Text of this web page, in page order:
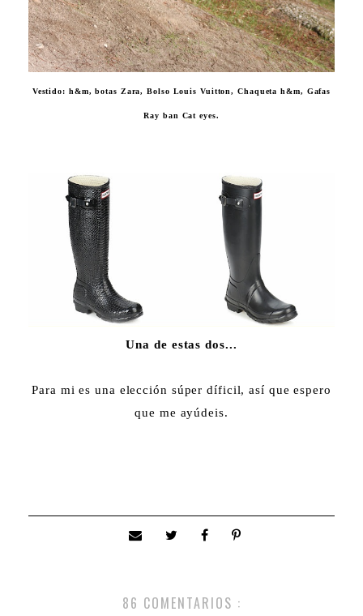
Vestido: h&m, botas Zara, Bolso Louis Vuitton, Chaqueta h&m, Gafas
Ray ban Cat eyes.
Una de estas dos...
Para mi es una elección súper díficil, así que espero
que me ayúdeis.
86 COMENTARIOS :